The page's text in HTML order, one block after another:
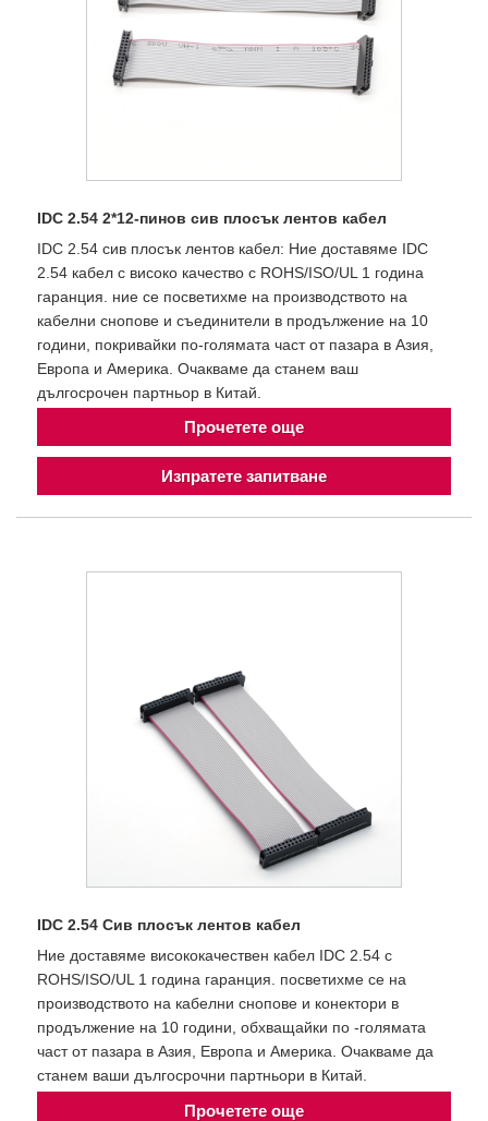
IDC 2.54 2*12-пинов сив плосък лентов кабел
IDC 2.54 сив плосък лентов кабел: Ние доставяме IDC
2.54 кабел с високо качество с ROHS/ISO/UL 1 година
гаранция. ние се посветихме на производството на
кабелни снопове и съединители в продължение на 10
години, покривайки по-голямата част от пазара в Азия,
Европа и Америка. Очакваме да станем ваш
дългосрочен партньор в Китай.
Прочетете още
Изпратете запитване
IDC 2.54 Сив плосък лентов кабел
Ние доставяме висококачествен кабел IDC 2.54 с
ROHS/ISO/UL 1 година гаранция. посветихме се на
производството на кабелни снопове и конектори в
продължение на 10 години, обхващайки по -голямата
част от пазара в Азия, Европа и Америка. Очакваме да
станем ваши дългосрочни партньори в Китай.
Прочетете още